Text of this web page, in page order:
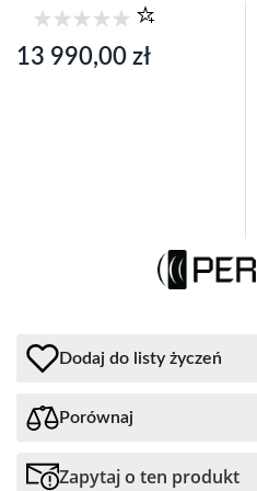
galerii
13 990,00 zł
Dodaj do listy życzeń
Porównaj
Zapytaj o ten produkt